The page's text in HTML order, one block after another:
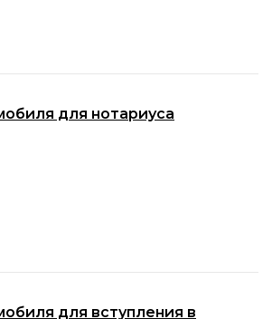
для нотариуса
для вступления в